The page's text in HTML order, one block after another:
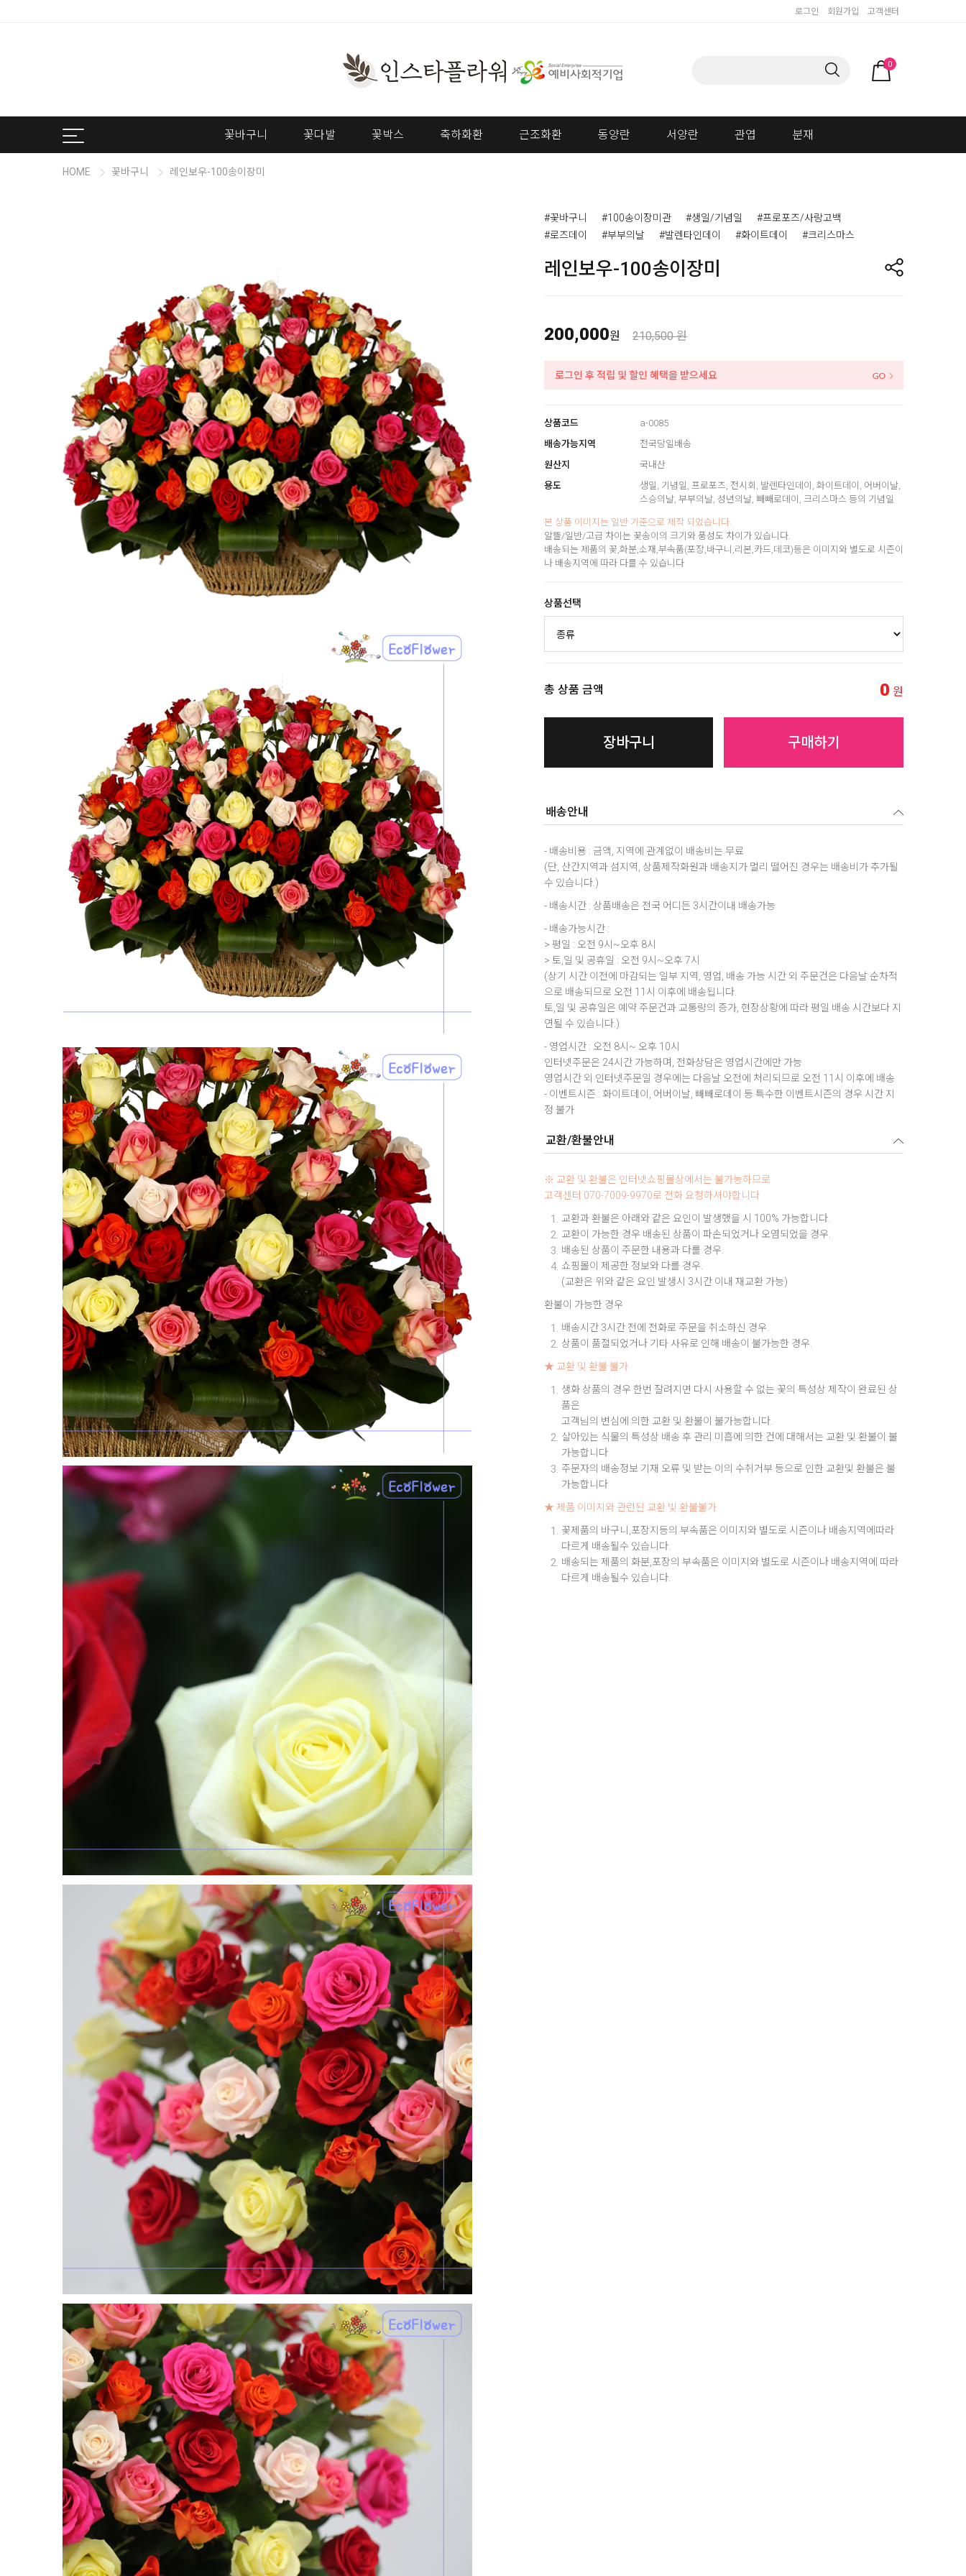
로그인 회원가입 고객센터
0
꽃바구니 꽃다발 꽃박스 축하화환 근조화환 동양란 서양란 관엽 분재
HOME 꽃바구니 레인보우-100송이장미
#꽃바구니 #100송이장미관 #생일/기념일
#프로포즈/사랑고백
#로즈데이
#부부의날 #발렌타인데이 #화이트데이 #크리스마스
레인보우-100송이장미
200,000원 210,500 원
로그인 후 적립 및 할인 혜택을 받으세요
상품코드
a-0085
배송가능지역
전국당일배송
원산지
국내산
용도
생일, 기념일, 프로포즈, 전시회, 발렌타인데이, 화이트데이, 어버이날,
스승의날, 부부의날, 성년의날, 빼빼로데이, 크리스마스 등의 기념일
본 상품 이미지는 일반 기준으로 제작 되었습니다.
알뜰/일반/고급 차이는 꽃송이의 크기와 풍성도 차이가 있습니다.
배송되는 제품의 꽃,화분,소재,부속품(포장,바구니,리본,카드,데코)등은 이미지와 별도로 시즌이
나 배송지역에 따라 다를 수 있습니다
상품선택
총 상품 금액 0 원
장바구니 구매하기
배송안내
- 배송비용 : 금액, 지역에 관계없이 배송비는 무료
(단, 산간지역과 섬지역, 상품제작화원과 배송지가 멀리 떨어진 경우는 배송비가 추가될
수 있습니다.)
- 배송시간 : 상품배송은 전국 어디든 3시간이내 배송가능
- 배송가능시간 :
> 평일 : 오전 9시~오후 8시
> 토,일 및 공휴일 : 오전 9시~오후 7시
(상기 시간 이전에 마감되는 일부 지역, 영업, 배송 가능 시간 외 주문건은 다음날 순차적
으로 배송되므로 오전 11시 이후에 배송됩니다.
토,일 및 공휴일은 예약 주문건과 교통량의 증가, 현장상황에 따라 평일 배송 시간보다 지
연될 수 있습니다.)
- 영업시간 : 오전 8시~ 오후 10시
인터넷주문은 24시간 가능하며, 전화상담은 영업시간에만 가능
영업시간 외 인터넷주문일 경우에는 다음날 오전에 처리되므로 오전 11시 이후에 배송
- 이벤트시즌 : 화이트데이, 어버이날, 빼빼로데이 등 특수한 이벤트시즌의 경우 시간 지
정 불가
교환/환불안내
※ 교환 및 환불은 인터넷쇼핑몰상에서는 불가능하므로
고객센터 070-7009-9970로 전화 요청하셔야합니다
교환과 환불은 아래와 같은 요인이 발생했을 시 100% 가능합니다.
교환이 가능한 경우 배송된 상품이 파손되었거나 오염되었을 경우.
배송된 상품이 주문한 내용과 다를 경우.
쇼핑몰이 제공한 정보와 다를 경우.
(교환은 위와 같은 요인 발생시 3시간 이내 재교환 가능)
환불이 가능한 경우
배송시간 3시간 전에 전화로 주문을 취소하신 경우.
상품이 품절되었거나 기타 사유로 인해 배송이 불가능한 경우.
★ 교환 및 환불 불가
생화 상품의 경우 한번 잘려지면 다시 사용할 수 없는 꽃의 특성상 제작이 완료된 상
품은
고객님의 변심에 의한 교환 및 환불이 불가능합니다.
살아있는 식물의 특성상 배송 후 관리 미흡에 의한 건에 대해서는 교환 및 환불이 불
가능합니다
주문자의 배송정보 기재 오류 및 받는 이의 수취거부 등으로 인한 교환및 환불은 불
가능합니다
★ 제품 이미지와 관련된 교환 빛 환불불가
꽃제품의 바구니,포장지등의 부속품은 이미지와 별도로 시즌이나 배송지역에따라
다르게 배송될수 있습니다.
배송되는 제품의 화분,포장의 부속품은 이미지와 별도로 시즌이나 배송지역에 따라
다르게 배송될수 있습니다.